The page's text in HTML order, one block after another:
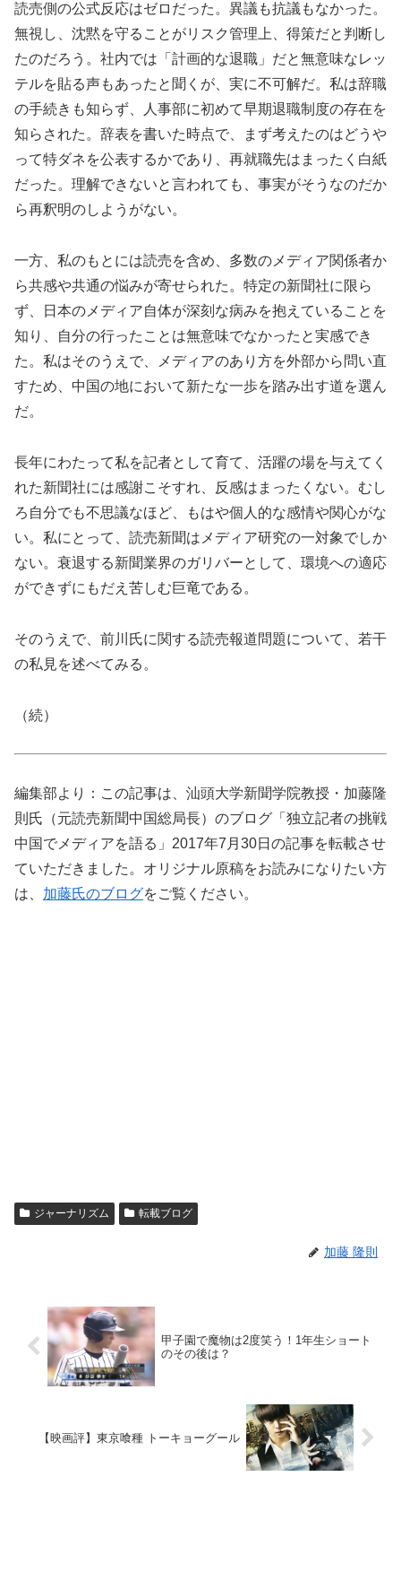
読売側の公式反応はゼロだった。異議も抗議もなかった。
無視し、沈黙を守ることがリスク管理上、得策だと判断し
たのだろう。社内では「計画的な退職」だと無意味なレッ
テルを貼る声もあったと聞くが、実に不可解だ。私は辞職
の手続きも知らず、人事部に初めて早期退職制度の存在を
知らされた。辞表を書いた時点で、まず考えたのはどうや
って特ダネを公表するかであり、再就職先はまったく白紙
だった。理解できないと言われても、事実がそうなのだか
ら再釈明のしようがない。
一方、私のもとには読売を含め、多数のメディア関係者か
ら共感や共通の悩みが寄せられた。特定の新聞社に限ら
ず、日本のメディア自体が深刻な病みを抱えていることを
知り、自分の行ったことは無意味でなかったと実感でき
た。私はそのうえで、メディアのあり方を外部から問い直
すため、中国の地において新たな一歩を踏み出す道を選ん
だ。
長年にわたって私を記者として育て、活躍の場を与えてく
れた新聞社には感謝こそすれ、反感はまったくない。むし
ろ自分でも不思議なほど、もはや個人的な感情や関心がな
い。私にとって、読売新聞はメディア研究の一対象でしか
ない。衰退する新聞業界のガリバーとして、環境への適応
ができずにもだえ苦しむ巨竜である。
そのうえで、前川氏に関する読売報道問題について、若干
の私見を述べてみる。
（続）
編集部より：この記事は、汕頭大学新聞学院教授・加藤隆
則氏（元読売新聞中国総局長）のブログ「独立記者の挑戦
中国でメディアを語る」2017年7月30日の記事を転載させ
ていただきました。オリジナル原稿をお読みになりたい方
は、 加藤氏のブログをご覧ください。
ジャーナリズム 転載ブログ
加藤 隆則
甲子園で魔物は2度笑う！1年生ショート
のその後は？
【映画評】東京喰種 トーキョーグール